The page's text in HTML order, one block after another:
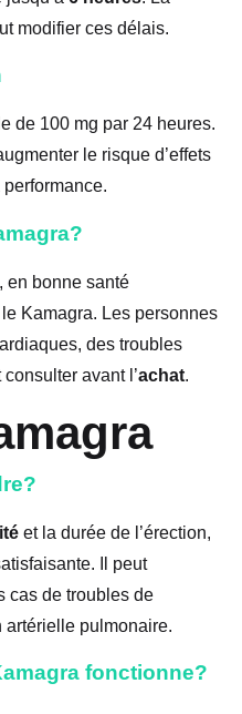
modifier ces délais.
de 100 mg par 24 heures.
le risque d’effets
en bonne santé
Kamagra. Les personnes
des troubles
avant l’achat.
et la durée de l’érection,
Il peut
cas de troubles de
artérielle pulmonaire.
fonctionne?